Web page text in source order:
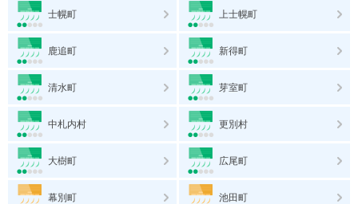
士幌町 上士幌町
鹿追町 新得町
清水町 芽室町
中札内村 更別村
大樹町 広尾町
幕別町 池田町